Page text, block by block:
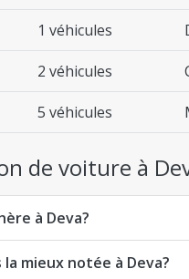
1 véhicules
2 véhicules
5 véhicules
de voiture à
à Deva?
mieux notée à Deva?